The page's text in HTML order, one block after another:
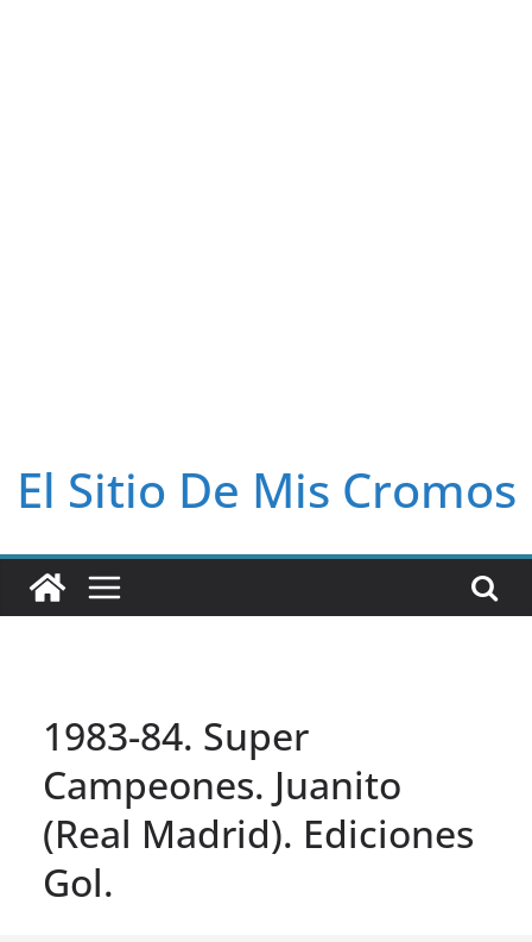
El Sitio De Mis Cromos
1983-84. Super
Campeones. Juanito
(Real Madrid). Ediciones
Gol.